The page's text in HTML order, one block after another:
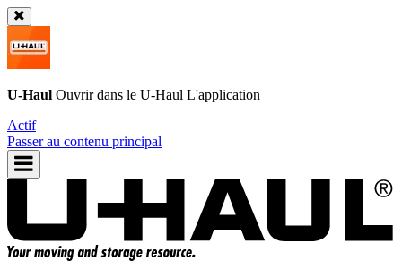
U-Haul Ouvrir dans le U-Haul L'application
Actif
Passer au contenu principal